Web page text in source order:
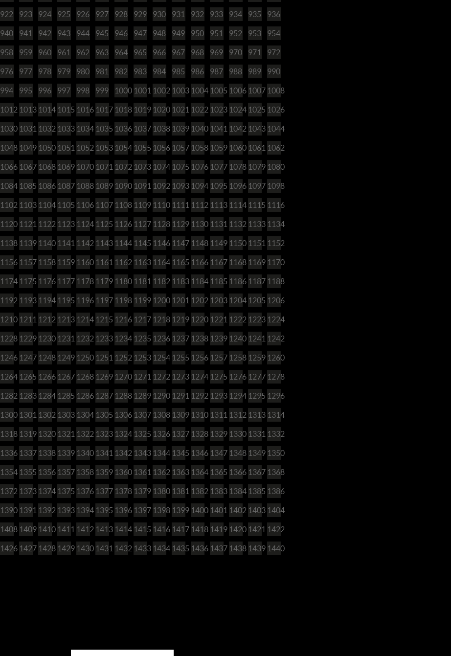
922 923 924 925 926 927 928 929 930 931 932 933 934 935 936
940 941 942 943 944 945 946 947 948 949 950 951 952 953 954
958 959 960 961 962 963 964 965 966 967 968 969 970 971 972
976 977 978 979 980 981 982 983 984 985 986 987 988 989 990
994 995 996 997 998 999 1000 1001 1002 1003 1004 1005 1006 1007 1008
1012 1013 1014 1015 1016 1017 1018 1019 1020 1021 1022 1023 1024 1025 1026
1030 1031 1032 1033 1034 1035 1036 1037 1038 1039 1040 1041 1042 1043 1044
1048 1049 1050 1051 1052 1053 1054 1055 1056 1057 1058 1059 1060 1061 1062
1066 1067 1068 1069 1070 1071 1072 1073 1074 1075 1076 1077 1078 1079 1080
1084 1085 1086 1087 1088 1089 1090 1091 1092 1093 1094 1095 1096 1097 1098
1102 1103 1104 1105 1106 1107 1108 1109 1110 1111 1112 1113 1114 1115 1116
1120 1121 1122 1123 1124 1125 1126 1127 1128 1129 1130 1131 1132 1133 1134
1138 1139 1140 1141 1142 1143 1144 1145 1146 1147 1148 1149 1150 1151 1152
1156 1157 1158 1159 1160 1161 1162 1163 1164 1165 1166 1167 1168 1169 1170
1174 1175 1176 1177 1178 1179 1180 1181 1182 1183 1184 1185 1186 1187 1188
1192 1193 1194 1195 1196 1197 1198 1199 1200 1201 1202 1203 1204 1205 1206
1210 1211 1212 1213 1214 1215 1216 1217 1218 1219 1220 1221 1222 1223 1224
1228 1229 1230 1231 1232 1233 1234 1235 1236 1237 1238 1239 1240 1241 1242
1246 1247 1248 1249 1250 1251 1252 1253 1254 1255 1256 1257 1258 1259 1260
1264 1265 1266 1267 1268 1269 1270 1271 1272 1273 1274 1275 1276 1277 1278
1282 1283 1284 1285 1286 1287 1288 1289 1290 1291 1292 1293 1294 1295 1296
1300 1301 1302 1303 1304 1305 1306 1307 1308 1309 1310 1311 1312 1313 1314
1318 1319 1320 1321 1322 1323 1324 1325 1326 1327 1328 1329 1330 1331 1332
1336 1337 1338 1339 1340 1341 1342 1343 1344 1345 1346 1347 1348 1349 1350
1354 1355 1356 1357 1358 1359 1360 1361 1362 1363 1364 1365 1366 1367 1368
1372 1373 1374 1375 1376 1377 1378 1379 1380 1381 1382 1383 1384 1385 1386
1390 1391 1392 1393 1394 1395 1396 1397 1398 1399 1400 1401 1402 1403 1404
1408 1409 1410 1411 1412 1413 1414 1415 1416 1417 1418 1419 1420 1421 1422
1426 1427 1428 1429 1430 1431 1432 1433 1434 1435 1436 1437 1438 1439 1440